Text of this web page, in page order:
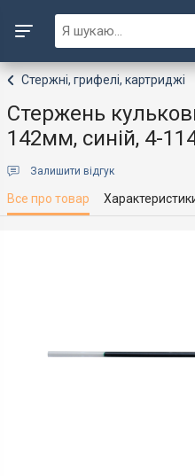
Стержні, грифелі, картриджі
Стержень
142мм, синій, 4-
Залишити відгук
Все про товар